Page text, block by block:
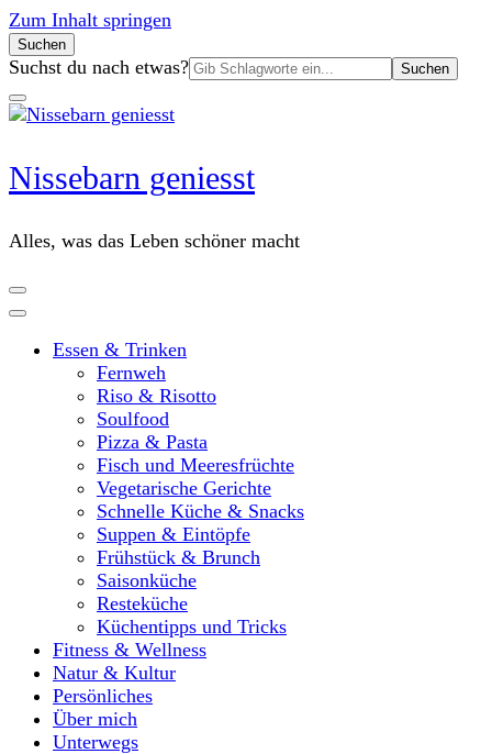
Zum Inhalt springen
Suchen
Suchen
nach:
Suchst du nach etwas?
Nissebarn geniesst
Alles, was das Leben schöner macht
Essen & Trinken
Fernweh
Riso & Risotto
Soulfood
Pizza & Pasta
Fisch und Meeresfrüchte
Vegetarische Gerichte
Schnelle Küche & Snacks
Suppen & Eintöpfe
Frühstück & Brunch
Saisonküche
Resteküche
Küchentipps und Tricks
Fitness & Wellness
Natur & Kultur
Persönliches
Über mich
Unterwegs